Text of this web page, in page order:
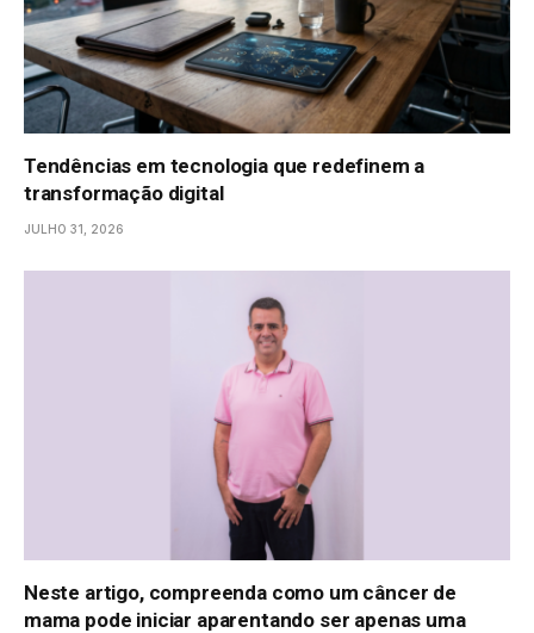
Tendências em tecnologia que redefinem a
transformação digital
JULHO 31, 2026
Neste artigo, compreenda como um câncer de
mama pode iniciar aparentando ser apenas uma